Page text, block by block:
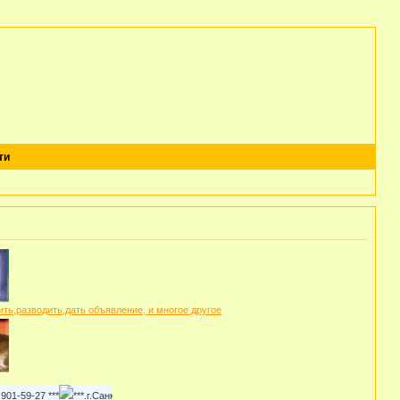
27 *** ***.г.Санкт-Петербург, питомник "ЛАРСиК",заводчик: Марина, тел. 8 (812) 491-